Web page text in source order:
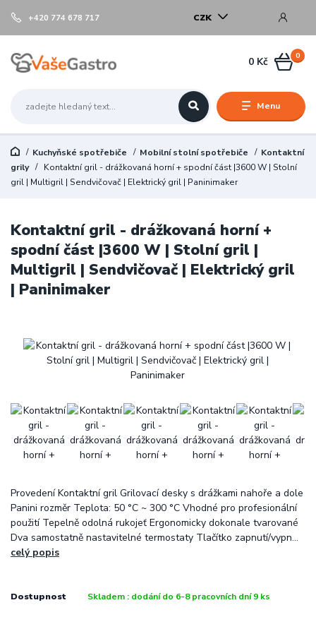
Menu
CZK
+420 774 678 717
0
0 Kč
Kuchyňské spotřebiče Mobilní stolní spotřebiče
Kontaktní
grily
Kontaktní gril - drážkovaná horní + spodní část |3600 W | Stolní
gril | Multigril | Sendvičovač | Elektrický gril | Paninimaker
Kontaktní gril - drážkovaná horní +
spodní část |3600 W | Stolní gril |
Multigril | Sendvičovač | Elektrický gril
| Paninimaker
Provedení Kontaktní gril Grilovací desky s drážkami nahoře a dole
Panini rozměr Teplota: 50 °C ~ 300 °C Vhodné pro profesionální
použití Tepelně odolná rukojeť Ergonomicky dokonale tvarované
Dva samostatně nastavitelné termostaty Tlačítko zapnutí/vypn...
celý popis
Dostupnost Skladem : dodání do 6-8 pracovních dní 9 ks